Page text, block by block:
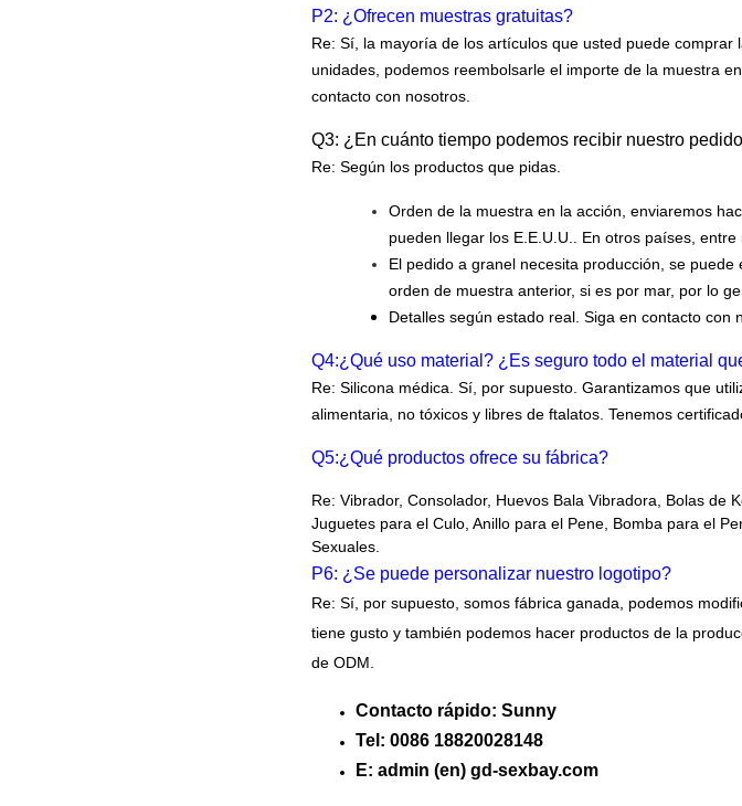
P2: ¿Ofrecen muestras gratuitas?
Re: Sí, la mayoría de los artículos que usted puede
unidades, podemos reembolsarle el importe de la muestra
contacto con nosotros.
Q3: ¿En cuánto tiempo podemos recibir nuestro
Re: Según los productos que pidas.
Orden de la muestra en la acción, enviaremos
pueden llegar los E.E.U.U.. En otros países, entre
El pedido a granel necesita producción, se
orden de muestra anterior, si es por mar, por lo
Detalles según estado real. Siga en contacto con
Q4:¿Qué uso material? ¿Es seguro todo el material
Re: Silicona médica. Sí, por supuesto. Garantizamos que
alimentaria, no tóxicos y libres de ftalatos. Tenemos
Q5:¿Qué productos ofrece su fábrica?
Re: Vibrador, Consolador, Huevos Bala Vibradora, Bolas de
Juguetes para el Culo, Anillo para el Pene, Bomba para el
Sexuales.
P6: ¿Se puede personalizar nuestro logotipo?
Re: Sí, por supuesto, somos fábrica ganada, podemos
tiene gusto y también podemos hacer productos de la
de ODM.
Contacto rápido: Sunny
Tel: 0086 18820028148
E: admin (en) gd-sexbay.com